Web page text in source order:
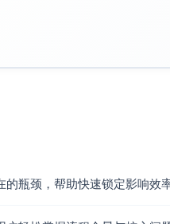
和客户优先级的审批机制；
合同才需深入审核；
法务和支持团队之间引入统一
瓶颈，帮助快速锁定影响效